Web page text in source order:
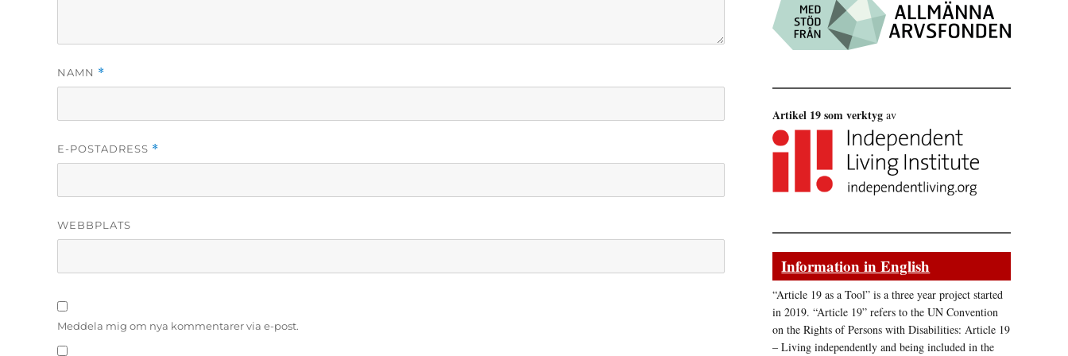
NAMN *
E-POSTADRESS *
WEBBPLATS
Meddela mig om nya kommentarer via e-post.
Artikel 19 som verktyg av
Information in English
“Article 19 as a Tool” is a three year project started
in 2019. “Article 19” refers to the UN Convention
on the Rights of Persons with Disabilities: Article 19
– Living independently and being included in the